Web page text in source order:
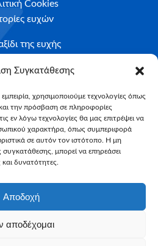
Συγκατάθεσης
χρησιμοποιούμε τεχνολογίες όπως
την πρόσβαση σε πληροφορίες
εν λόγω τεχνολογίες θα μας επιτρέψει να
χαρακτήρα, όπως συμπεριφορά
σε αυτόν τον ιστότοπο. Η μη
μπορεί να επηρεάσει
και δυνατότητες.
Αποδοχή
αποδέχομαι
Cookies
ευχών
της ευχής
Καταλληλότητας
Αιτήματος